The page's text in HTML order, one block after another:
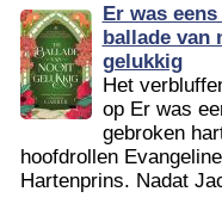
Er was eens
ballade van
gelukkig
Het
op Er was
gebroken
hoofdrollen
Hartenprins. Nadat